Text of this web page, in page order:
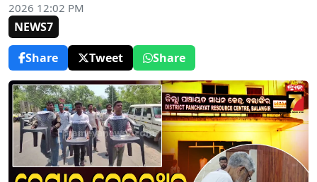
2026 12:02 PM
NEWS7
Share
Tweet Share